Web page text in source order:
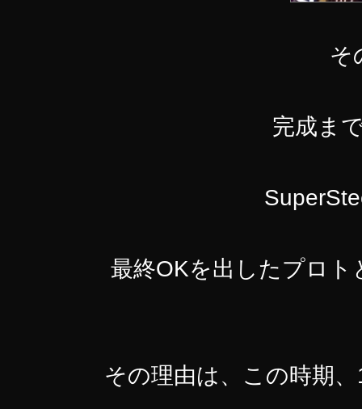
そ
完成ま
最終OKを出したプロト
その理由は、この時期